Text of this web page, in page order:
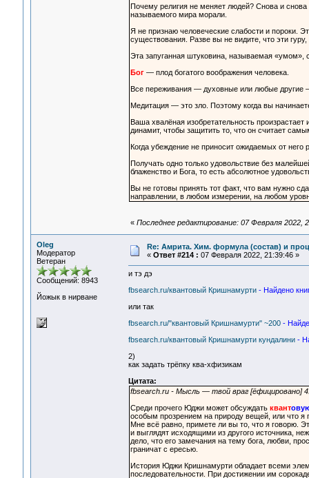
Почему религия не меняет людей? Снова и
называемого мира морали.
Я не признаю человеческие слабости и пороки.
существования. Разве вы не видите, что эти
Эта запуганная штуковина, называемая
Бог— плод богатого воображения человека.
Все переживания — духовные или любые другие
Медитация — это зло. Поэтому когда вы
Ваша хвалёная изобретательность
динамит, чтобы защитить то, что он считает
Когда убеждение не приносит ожидаемых от него
Получать одно только удовольствие без
блаженство и Бога, то есть абсолютное
Вы не готовы принять тот факт, что вам нужно
направлении, в любом измерении, на любом
« Последнее редактирование: 07 Февраля 2022,
Oleg
Модератор
Ветеран
Сообщений: 8943
Йожык в нирване
Re: Амрита. Хим. формула (состав) и
« Ответ #214 : 07 Февраля 2022, 21:39:46 »
и тэ дэ
fbsearch.ru/квантовый Кришнамурти - Найдено
или так
fbsearch.ru/"квантовый Кришнамурти" ~200 -
fbsearch.ru/квантовый Кришнамурти кундалини -
2)
как задать трёпку ква-хфизикам
Цитата:
fbsearch.ru - Мысль — твой враг [ёфицировано]
Среди прочего Юджи может обсуждать квант
особым прозрением на природу вещей, или что я
Мне всё равно, примете ли вы то, что я говорю.
и выглядят исходящими из другого источника,
дело, что его замечания на тему бога, любви,
граничат с ересью.
История Юджи Кришнамурти обладает всеми
последовательности. При достижении им